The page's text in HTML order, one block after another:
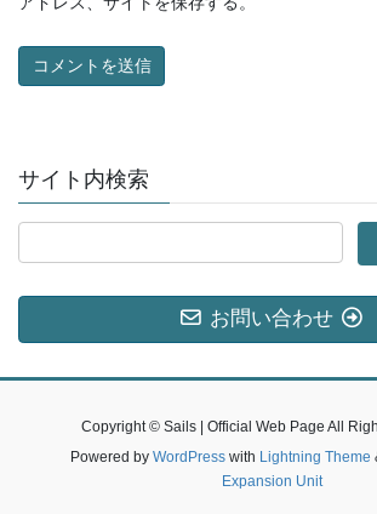
サイト内検索
お問い合わせ
Copyright © Sails | Official Web Page All
Powered by WordPresswith Lightning Theme
Expansion Unit